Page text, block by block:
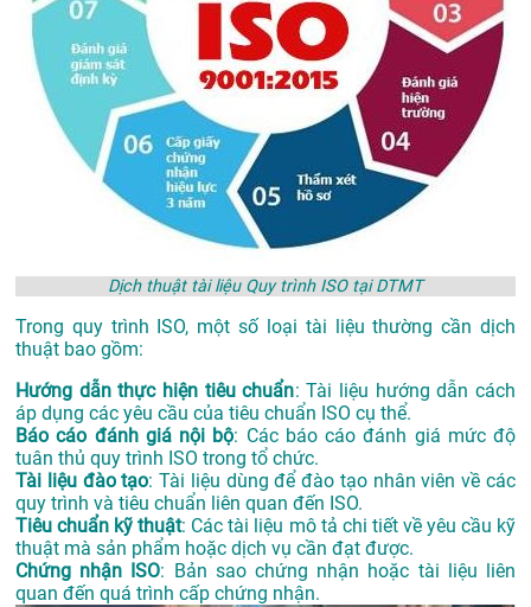
Dịch thuật tài liệu Quy trình ISO tại DTMT
Trong quy trình ISO, một số loại tài liệu thường cần dịch
thuật bao gồm:
Hướng dẫn thực hiện tiêu chuẩn: Tài liệu hướng dẫn cách
áp dụng các yêu cầu của tiêu chuẩn ISO cụ thể.
Báo cáo đánh giá nội bộ: Các báo cáo đánh giá mức độ
tuân thủ quy trình ISO trong tổ chức.
Tài liệu đào tạo: Tài liệu dùng để đào tạo nhân viên về các
quy trình và tiêu chuẩn liên quan đến ISO.
Tiêu chuẩn kỹ thuật: Các tài liệu mô tả chi tiết về yêu cầu kỹ
thuật mà sản phẩm hoặc dịch vụ cần đạt được.
Chứng nhận ISO: Bản sao chứng nhận hoặc tài liệu liên
quan đến quá trình cấp chứng nhận.